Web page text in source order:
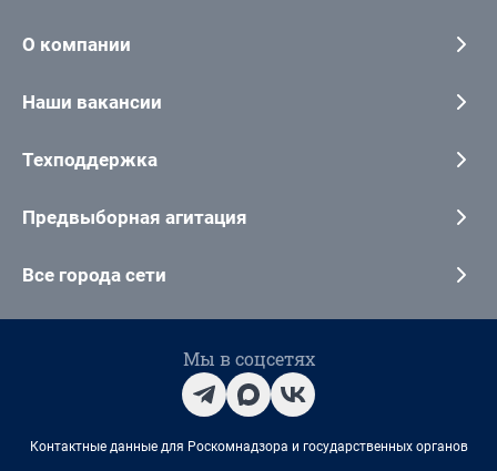
О компании
Наши вакансии
Техподдержка
Предвыборная агитация
Все города сети
Мы в соцсетях
Контактные данные для Роскомнадзора и государственных органов